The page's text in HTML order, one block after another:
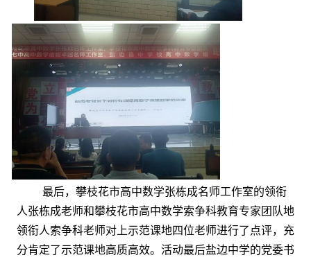
最后，攀枝花市高中数学张栋成名师工作室的领衔
人张栋成老师和攀枝花市高中数学索争科教育专家团队地
领衔人索争科老师对上示范课地四位老师进行了点评，充
分肯定了示范课地高质高效。活动最后盐边中学的党委书